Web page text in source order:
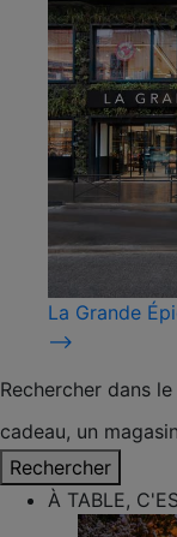
La Grande
⟶
Rechercher dans
cadeau, un
Rechercher
À TABLE,